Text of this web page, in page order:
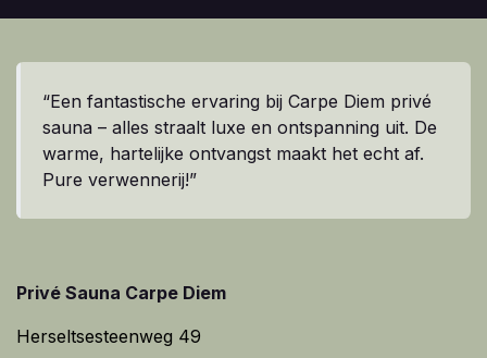
“Een fantastische ervaring bij Carpe Diem privé
sauna – alles straalt luxe en ontspanning uit. De
warme, hartelijke ontvangst maakt het echt af.
Pure verwennerij!”
Privé Sauna Carpe Diem
Herseltsesteenweg 49